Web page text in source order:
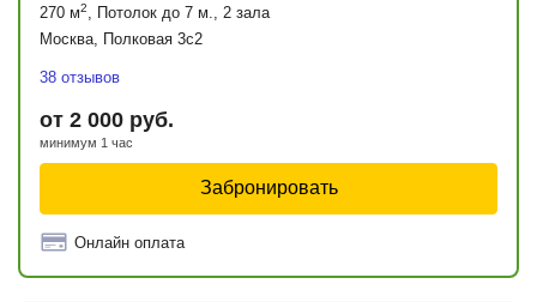
270 м2, Потолок до 7 м., 2 зала
Москва, Полковая 3с2
38 отзывов
от 2 000 руб.
минимум 1 час
Забронировать
Онлайн оплата